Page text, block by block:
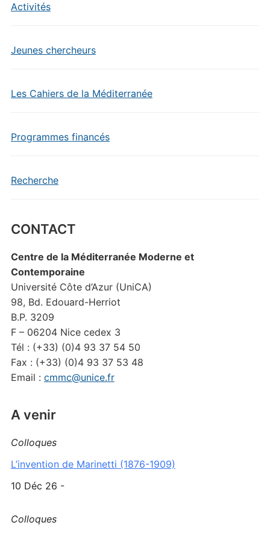
Activités
Jeunes chercheurs
Les Cahiers de la Méditerranée
Programmes financés
Recherche
CONTACT
Centre de la Méditerranée Moderne et
Contemporaine
Université Côte d’Azur (UniCA)
98, Bd. Edouard-Herriot
B.P. 3209
F – 06204 Nice cedex 3
Tél : (+33) (0)4 93 37 54 50
Fax : (+33) (0)4 93 37 53 48
Email : cmmc@unice.fr
A venir
Colloques
L’invention de Marinetti (1876-1909)
10 Déc 26 -
Colloques